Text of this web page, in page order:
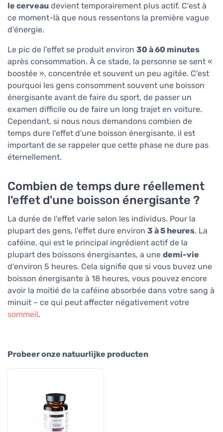
le cerveau devient temporairement plus actif. C'est à
ce moment-là que nous ressentons la première vague
d'énergie.
Le pic de l'effet se produit environ 30 à 60 minutes
après consommation. À ce stade, la personne se sent «
boostée », concentrée et souvent un peu agitée. C'est
pourquoi les gens consomment souvent une boisson
énergisante avant de faire du sport, de passer un
examen difficile ou de faire un long trajet en voiture.
Cependant, si nous nous demandons combien de
temps dure l'effet d'une boisson énergisante, il est
important de se rappeler que cette phase ne dure pas
éternellement.
Combien de temps dure réellement
l'effet d'une boisson énergisante ?
La durée de l'effet varie selon les individus. Pour la
plupart des gens, l'effet dure environ 3 à 5 heures. La
caféine, qui est le principal ingrédient actif de la
plupart des boissons énergisantes, a une demi-vie
d'environ 5 heures. Cela signifie que si vous buvez une
boisson énergisante à 18 heures, vous pouvez encore
avoir la moitié de la caféine absorbée dans votre sang à
minuit – ce qui peut affecter négativement votre
sommeil.
Probeer onze natuurlijke producten